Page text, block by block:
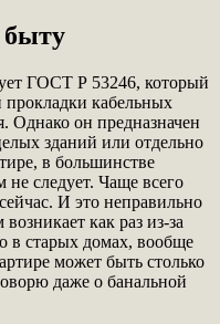
быту
ГОСТ Р 53246, который
кабельных
Однако он предназначен
зданий или отдельно
в большинстве
не следует. Чаще всего
И это неправильно
как раз из-за
в старых домах, вообще
может быть столько
даже о банальной